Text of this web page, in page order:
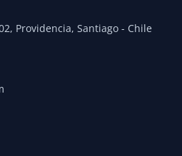
Providencia, Santiago - Chile